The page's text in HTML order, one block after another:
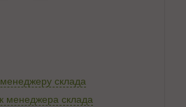
склада
менеджера склада